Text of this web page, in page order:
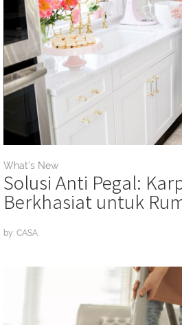
What's New
Solusi Anti Pegal:
Berkhasiat untuk
by: CASA